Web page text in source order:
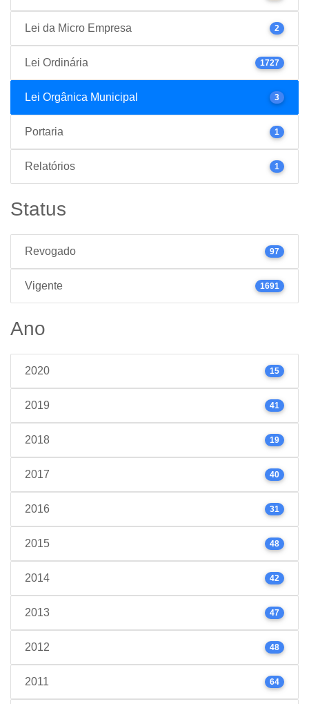
Lei da Micro Empresa 2
Lei Ordinária 1727
Lei Orgânica Municipal 3
Portaria 1
Relatórios 1
Status
Revogado 97
Vigente 1691
Ano
2020 15
2019 41
2018 19
2017 40
2016 31
2015 48
2014 42
2013 47
2012 48
2011 64